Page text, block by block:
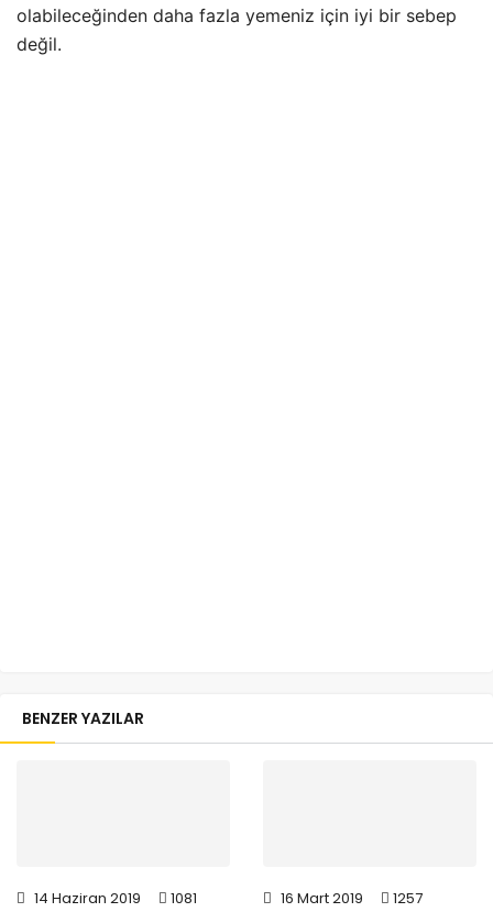
olabileceğinden daha fazla yemeniz için iyi bir sebep
değil.
BENZER YAZILAR
14 Haziran 2019 1081 16 Mart 2019 1257